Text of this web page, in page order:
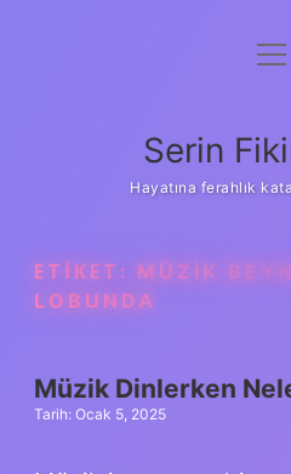
Gizlilik
Yasal
Serin
Hayatına ferahlık
ETIKET: MÜZIK
LOBUNDA
Müzik Dinlerken
Tarih: Ocak 5, 2025